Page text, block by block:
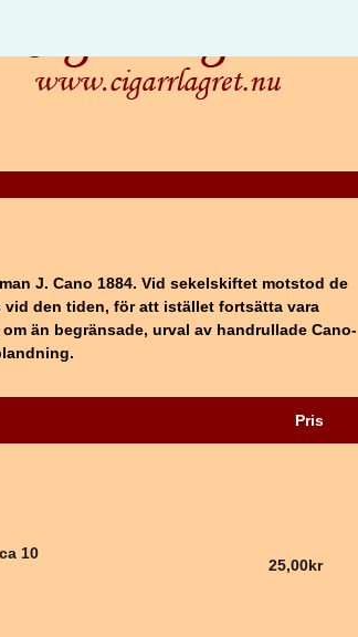
J. Cano 1884. Vid sekelskiftet motstod de
den tiden, för att istället fortsätta vara
än begränsade, urval av handrullade Cano-
Pris
10
25,00kr